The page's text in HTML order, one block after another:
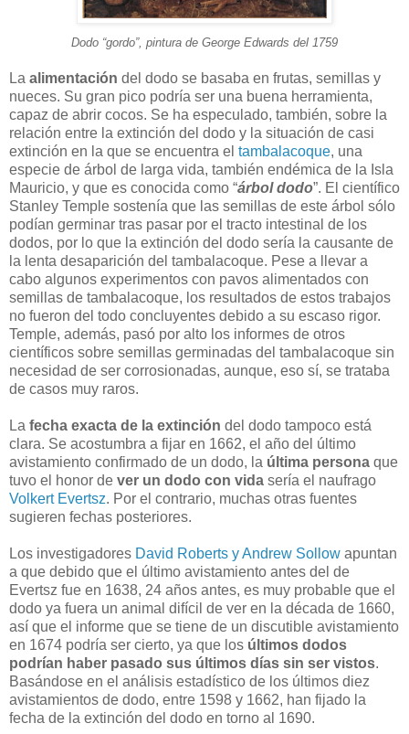
Dodo “gordo”, pintura de George Edwards del 1759
La alimentación del dodo se basaba en frutas, semillas y
nueces. Su gran pico podría ser una buena herramienta,
capaz de abrir cocos. Se ha especulado, también, sobre la
relación entre la extinción del dodo y la situación de casi
extinción en la que se encuentra el tambalacoque, una
especie de árbol de larga vida, también endémica de la Isla
Mauricio, y que es conocida como “árbol dodo”. El científico
Stanley Temple sostenía que las semillas de este árbol sólo
podían germinar tras pasar por el tracto intestinal de los
dodos, por lo que la extinción del dodo sería la causante de
la lenta desaparición del tambalacoque. Pese a llevar a
cabo algunos experimentos con pavos alimentados con
semillas de tambalacoque, los resultados de estos trabajos
no fueron del todo concluyentes debido a su escaso rigor.
Temple, además, pasó por alto los informes de otros
científicos sobre semillas germinadas del tambalacoque sin
necesidad de ser corrosionadas, aunque, eso sí, se trataba
de casos muy raros.
La fecha exacta de la extinción del dodo tampoco está
clara. Se acostumbra a fijar en 1662, el año del último
avistamiento confirmado de un dodo, la última persona que
tuvo el honor de ver un dodo con vida sería el naufrago
Volkert Evertsz. Por el contrario, muchas otras fuentes
sugieren fechas posteriores.
Los investigadores David Roberts y Andrew Sollow apuntan
a que debido que el último avistamiento antes del de
Evertsz fue en 1638, 24 años antes, es muy probable que el
dodo ya fuera un animal difícil de ver en la década de 1660,
así que el informe que se tiene de un discutible avistamiento
en 1674 podría ser cierto, ya que los últimos dodos
podrían haber pasado sus últimos días sin ser vistos.
Basándose en el análisis estadístico de los últimos diez
avistamientos de dodo, entre 1598 y 1662, han fijado la
fecha de la extinción del dodo en torno al 1690.